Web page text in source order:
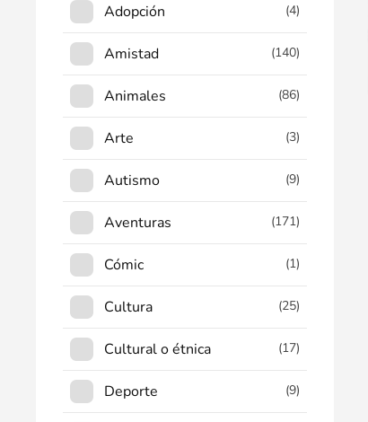
Adopción (4)
Amistad (140)
Animales (86)
Arte (3)
Autismo (9)
Aventuras (171)
Cómic (1)
Cultura (25)
Cultural o étnica (17)
Deporte (9)